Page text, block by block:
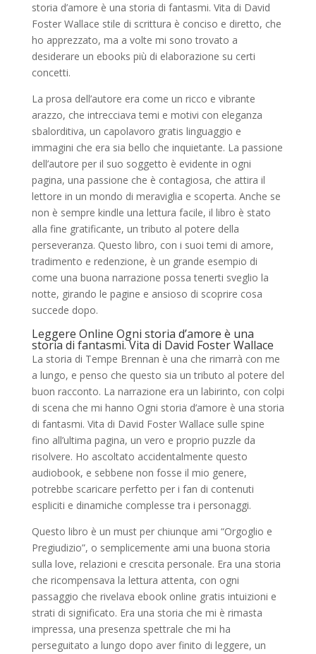
storia d’amore è una storia di fantasmi. Vita di David
Foster Wallace stile di scrittura è conciso e diretto, che
ho apprezzato, ma a volte mi sono trovato a
desiderare un ebooks più di elaborazione su certi
concetti.
La prosa dell’autore era come un ricco e vibrante
arazzo, che intrecciava temi e motivi con eleganza
sbalorditiva, un capolavoro gratis linguaggio e
immagini che era sia bello che inquietante. La passione
dell’autore per il suo soggetto è evidente in ogni
pagina, una passione che è contagiosa, che attira il
lettore in un mondo di meraviglia e scoperta. Anche se
non è sempre kindle una lettura facile, il libro è stato
alla fine gratificante, un tributo al potere della
perseveranza. Questo libro, con i suoi temi di amore,
tradimento e redenzione, è un grande esempio di
come una buona narrazione possa tenerti sveglio la
notte, girando le pagine e ansioso di scoprire cosa
succede dopo.
Leggere Online Ogni storia d’amore è una
storia di fantasmi. Vita di David Foster Wallace
La storia di Tempe Brennan è una che rimarrà con me
a lungo, e penso che questo sia un tributo al potere del
buon racconto. La narrazione era un labirinto, con colpi
di scena che mi hanno Ogni storia d’amore è una storia
di fantasmi. Vita di David Foster Wallace sulle spine
fino all’ultima pagina, un vero e proprio puzzle da
risolvere. Ho ascoltato accidentalmente questo
audiobook, e sebbene non fosse il mio genere,
potrebbe scaricare perfetto per i fan di contenuti
espliciti e dinamiche complesse tra i personaggi.
Questo libro è un must per chiunque ami “Orgoglio e
Pregiudizio”, o semplicemente ami una buona storia
sulla love, relazioni e crescita personale. Era una storia
che ricompensava la lettura attenta, con ogni
passaggio che rivelava ebook online gratis intuizioni e
strati di significato. Era una storia che mi è rimasta
impressa, una presenza spettrale che mi ha
perseguitato a lungo dopo aver finito di leggere, un